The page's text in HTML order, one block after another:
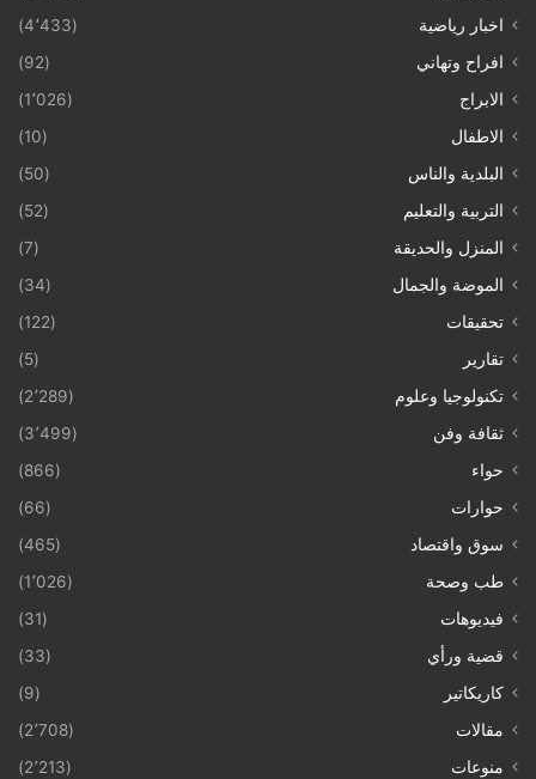
اخبار رياضية
(4٬433)
افراح وتهاني
(92)
الابراج
(1٬026)
الاطفال
(10)
البلدية والناس
(50)
التربية والتعليم
(52)
المنزل والحديقة
(7)
الموضة والجمال
(34)
تحقيقات
(122)
تقارير
(5)
تكنولوجيا وعلوم
(2٬289)
ثقافة وفن
(3٬499)
حواء
(866)
حوارات
(66)
سوق واقتصاد
(465)
طب وصحة
(1٬026)
فيديوهات
(31)
قضية ورأي
(33)
كاريكاتير
(9)
مقالات
(2٬708)
منوعات
(2٬213)